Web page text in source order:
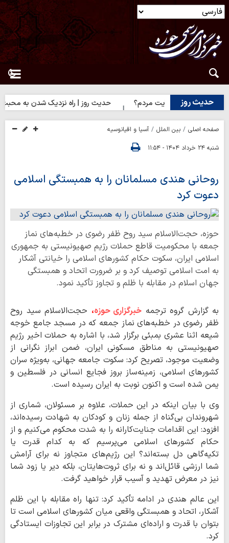
حدیث روز
خدا یا رضایت مردم؟ حدیث روز | راه نزدیک شدن به محبت
صفحه اصلی بین الملل
آسیا و اقیانوسیه
شنبه ۲۴ خرداد ۱۴۰۴ - ۱۱:۵۴
روحانی هندی مسلمانان را به همبستگی اسلامی
دعوت کرد
حوزه، حجت‌الاسلام سید روح ظفر رضوی در خطبه‌های نماز
جمعه با محکومیت قاطع حملات رژیم صهیونیستی به جمهوری
اسلامی ایران، سکوت حکام کشورهای اسلامی را خیانتی آشکار
به امت اسلامی توصیف کرد و بر ضرورت اتحاد و همبستگی
جهان اسلام در مقابله با ظلم و تجاوز تأکید نمود.
به گزارش گروه ترجمه خبرگزاری حوزه، حجت‌الاسلام سید روح
ظفر رضوی در خطبه‌های نماز جمعه که در مسجد جامع خوجه
شیعه اثنا عشری بمبئی برگزار شد، با اشاره به حملات اخیر رژیم
صهیونیستی به مناطق مسکونی ایران، ضمن ابراز نگرانی از
وضعیت موجود، تصریح کرد: سکوت جامعه جهانی، به‌ویژه سران
کشورهای اسلامی، زمینه‌ساز بروز فجایع انسانی در فلسطین و
یمن شده است و اکنون نوبت به ایران رسیده است.
وی با بیان اینکه در این حملات، علاوه بر مسئولان، شماری از
شهروندان بی‌گناه از جمله زنان و کودکان به شهادت رسیده‌اند،
افزود: این اقدامات جنایت‌کارانه را به شدت محکوم می‌کنیم و از
حکام کشورهای اسلامی می‌پرسیم که به کدام قدرت یا
تکیه‌گاهی دل بسته‌اند؟ این رژیم‌های متجاوز نه برای آرامش
شما ارزشی قائل‌اند و نه برای ثروت‌هایتان، بلکه دیر یا زود شما
نیز در معرض تهدید و آسیب قرار خواهید گرفت.
این عالم هندی در ادامه تأکید کرد: تنها راه مقابله با این ظلم
آشکار، اتحاد و همبستگی واقعی میان کشورهای اسلامی است تا
بتوان با قدرت و اراده‌ای مشترک در برابر این تجاوزات ایستادگی
کرد.